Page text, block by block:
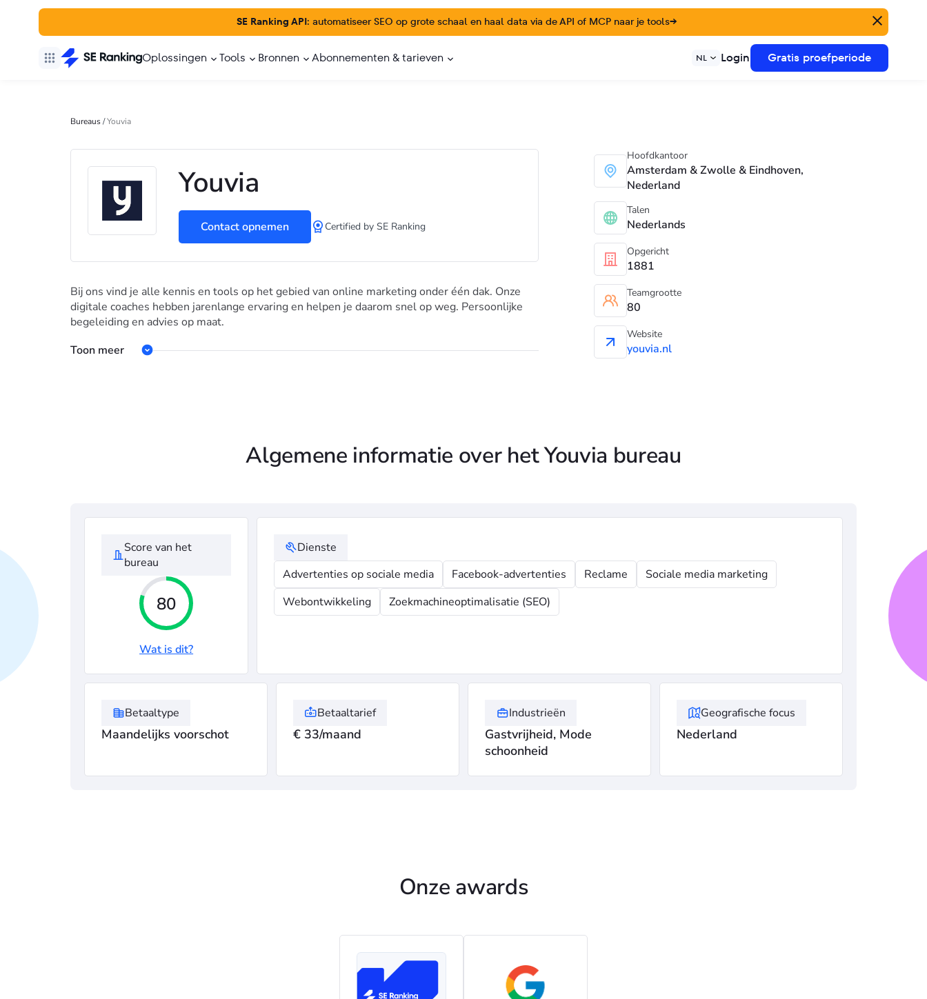
SE Ranking API: automatiseer SEO op grote schaal en haal data via de API of MCP naar je tools→
Oplossingen Tools Bronnen Abonnementen & tarieven NL Login Gratis proefperiode
Bureaus/Youvia
Youvia
Contact opnemen Сertified by SE Ranking
Bij ons vind je alle kennis en tools op het gebied van online marketing onder één dak. Onze
digitale coaches hebben jarenlange ervaring en helpen je daarom snel op weg. Persoonlijke
begeleiding en advies op maat.
Toon meer
Hoofdkantoor
Amsterdam & Zwolle & Eindhoven,
Nederland
Talen
Nederlands
Opgericht
1881
Teamgrootte
80
Website
youvia.nl
Algemene informatie over het Youvia bureau
Score van het
bureau
80
Wat is dit?
Dienste
Advertenties op sociale media
Facebook-advertenties Reclame
Sociale media marketing
Webontwikkeling
Zoekmachineoptimalisatie (SEO)
Betaaltype
Maandelijks voorschot
Betaaltarief
€ 33/maand
Industrieën
Gastvrijheid, Mode
schoonheid
Geografische focus
Nederland
Onze awards